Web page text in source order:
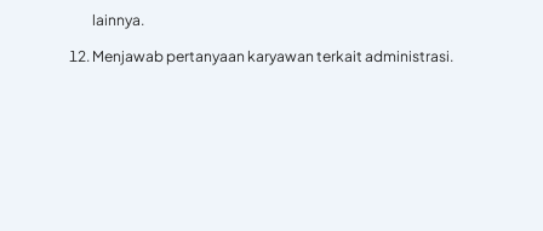
lainnya.
Menjawab pertanyaan karyawan terkait administrasi.